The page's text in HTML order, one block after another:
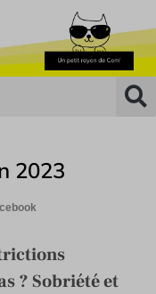
2023
? Sobriété et